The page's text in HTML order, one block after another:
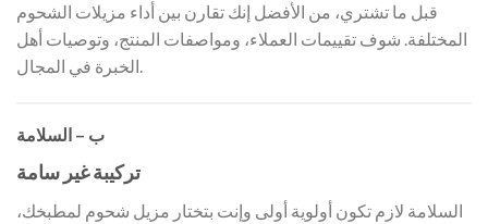
قبل ما تشتري، من الأفضل إنك تقارن بين أداء مزيلات الشحوم
المختلفة. شوف تقييمات العملاء، ومواصفات المنتج، وتوصيات أهل
الخبرة في المجال.
ب – السلامة
تركيبة غير سامة
السلامة لازم تكون أولوية أولى وإنت بتختار مزيل شحوم لمطبخك،